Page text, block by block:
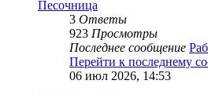
Песочница
3 Ответы
923 Просмотры
Последнее сообщение
Перейти к последнему
06 июл 2026, 14:53